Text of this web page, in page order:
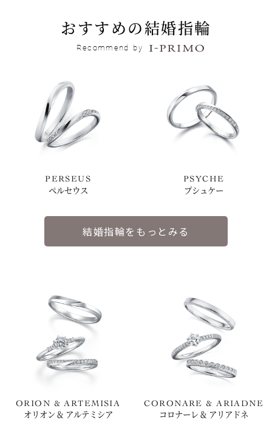
おすすめの結婚指輪
Recommend by
PERSEUS
ペルセウス
PSYCHE
プシュケー
結婚指輪をもっとみる
ORION & ARTEMISIA
オリオン & アルテミシア
CORONARE & ARIADNE
コロナーレ & アリアドネ